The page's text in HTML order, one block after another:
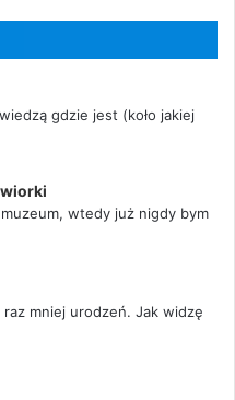
gdzie jest (koło jakiej
wtedy już nigdy bym
raz mniej urodzeń. Jak widzę